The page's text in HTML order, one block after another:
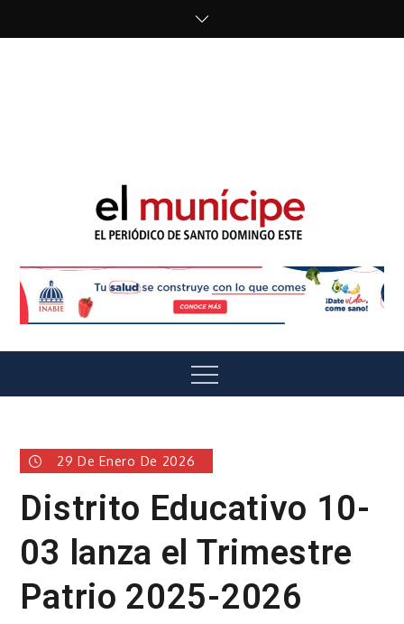
El Munícipe
Menu
29 De Enero De 2026
Distrito Educativo 10-
03 lanza el Trimestre
Patrio 2025-2026